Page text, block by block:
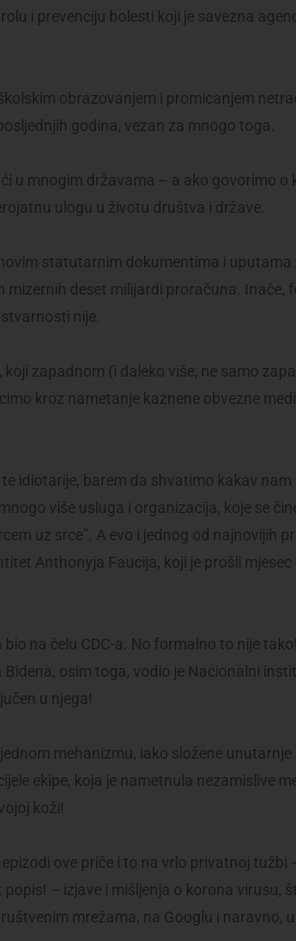
i prevenciju bolesti koji je savezna
obrazovanjem i promicanjem
godina, vezan za mnogo toga.
u mnogim državama – a ako govorimo
ulogu u životu društva i države.
statutarnim dokumentima i
deset milijardi proračuna. Inače,
nije.
koji zapadnom (i daleko više, ne samo
kroz nametanje kaznene obvezne
idiotarije, barem da shvatimo kakav
više usluga i organizacija, koje se
uz srce”. A evo i jednog od najnovijih
Anthonyja Faucija, koji je prošli
bio na čelu CDC-a. No formalno to nije
osim toga, vodio je Nacionalni
u njega!
mehanizmu, iako složene
ekipe, koja je nametnula nezamislive
koži!
ove priče i to na vrlo privatnoj tužbi
– izjave i mišljenja o korona virusu,
mrežama, na Googlu i naravno,